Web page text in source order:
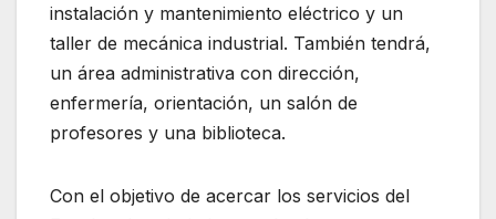
instalación y mantenimiento eléctrico y un
taller de mecánica industrial. También tendrá,
un área administrativa con dirección,
enfermería, orientación, un salón de
profesores y una biblioteca.
Con el objetivo de acercar los servicios del